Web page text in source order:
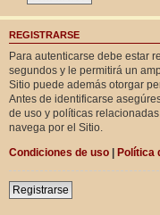
REGISTRARSE
Para autenticarse debe estar
segundos y le permitirá un
Sitio puede además otorgar
Antes de identificarse
de uso y políticas
navega por el Sitio.
Condiciones de uso | Política
Registrarse